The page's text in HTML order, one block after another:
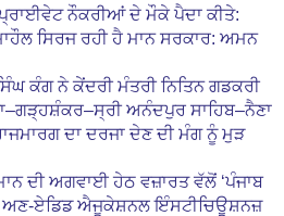
ਨੌਕਰੀਆਂ ਦੇ ਮੌਕੇ ਪੈਦਾ ਕੀਤੇ:
ਸਿਰਜ ਰਹੀ ਹੈ ਮਾਨ ਸਰਕਾਰ: ਅਮਨ
ਕੰਗ ਨੇ ਕੇਂਦਰੀ ਮੰਤਰੀ ਨਿਤਿਨ ਗਡਕਰੀ
ਅਨੰਦਪੁਰ ਸਾਹਿਬ–ਨੈਣਾ
ਦਾ ਦਰਜਾ ਦੇਣ ਦੀ ਮੰਗ ਨੂੰ ਮੁੜ
ਦੀ ਅਗਵਾਈ ਹੇਠ ਵਜ਼ਾਰਤ ਵੱਲੋਂ ‘ਪੰਜਾਬ
ਏਡਿਡ ਐਜੂਕੇਸ਼ਨਲ ਇੰਸਟੀਚਿਊਸ਼ਨਜ਼